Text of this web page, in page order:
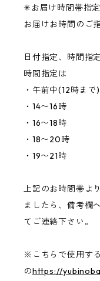
✳︎お届け時間帯指
お届けお時間のご
日付指定、時間指
時間指定は
・午前中(12時まで)
・14〜16時
・16〜18時
・18〜20時
・19〜21時
上記のお時間帯よ
ましたら、備考欄
てご連絡下さい。
※こちらで使用す
のhttps://